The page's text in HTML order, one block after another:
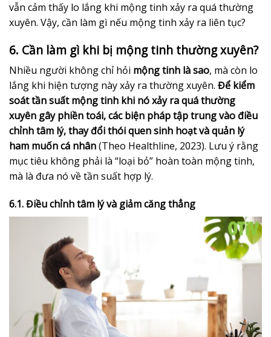
vẫn cảm thấy lo lắng khi mộng tinh xảy ra quá thường
xuyên. Vậy, cần làm gì nếu mộng tinh xảy ra liên tục?
6. Cần làm gì khi bị mộng tinh thường xuyên?
Nhiều người không chỉ hỏi mộng tinh là sao, mà còn lo
lắng khi hiện tượng này xảy ra thường xuyên. Để kiểm
soát tần suất mộng tinh khi nó xảy ra quá thường
xuyên gây phiền toái, các biện pháp tập trung vào điều
chỉnh tâm lý, thay đổi thói quen sinh hoạt và quản lý
ham muốn cá nhân(Theo Healthline, 2023). Lưu ý rằng
mục tiêu không phải là “loại bỏ” hoàn toàn mộng tinh,
mà là đưa nó về tần suất hợp lý.
6.1. Điều chỉnh tâm lý và giảm căng thẳng